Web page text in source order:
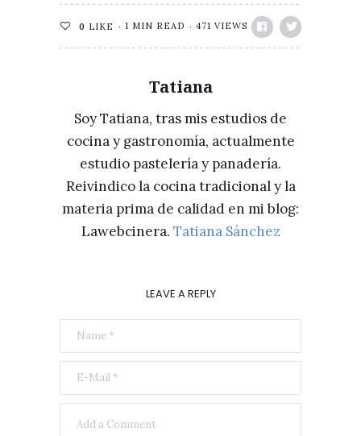
0 LIKE 1 MIN READ 471 VIEWS
Tatiana
Soy Tatiana, tras mis estudios de
cocina y gastronomía, actualmente
estudio pastelería y panadería.
Reivindico la cocina tradicional y la
materia prima de calidad en mi blog:
Lawebcinera. Tatiana Sánchez
LEAVE A REPLY